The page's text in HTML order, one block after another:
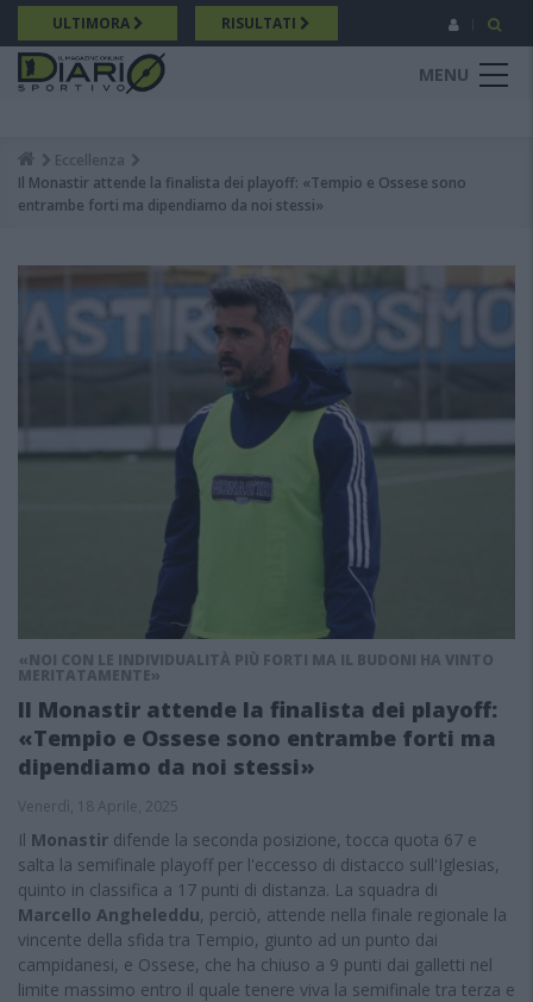
Salta
al
contenuto
principale
ULTIMORA RISULTATI
MENU
Breadcrumb
Eccellenza
Il Monastir attende la finalista dei playoff: «Tempio e Ossese sono
entrambe forti ma dipendiamo da noi stessi»
«NOI CON LE INDIVIDUALITÀ PIÙ FORTI MA IL BUDONI HA VINTO
MERITATAMENTE»
Il Monastir attende la finalista dei playoff:
«Tempio e Ossese sono entrambe forti ma
dipendiamo da noi stessi»
Venerdì, 18 Aprile, 2025
Il Monastir difende la seconda posizione, tocca quota 67 e
salta la semifinale playoff per l'eccesso di distacco sull'Iglesias,
quinto in classifica a 17 punti di distanza. La squadra di
Marcello Angheleddu, perciò, attende nella finale regionale la
vincente della sfida tra Tempio, giunto ad un punto dai
campidanesi, e Ossese, che ha chiuso a 9 punti dai galletti nel
limite massimo entro il quale tenere viva la semifinale tra terza e